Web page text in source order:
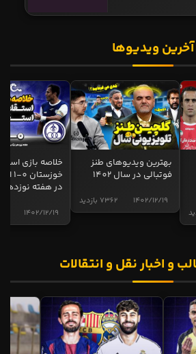
آخرین ویدیوها
بهترین ویدیوهای طنز
فوتبالی در سال 1402
7362 بازدید 1402/12/19
خلاصه بازی
در هفته نوزدهم
1402/12/19
و اخبار نقل و انتقالات